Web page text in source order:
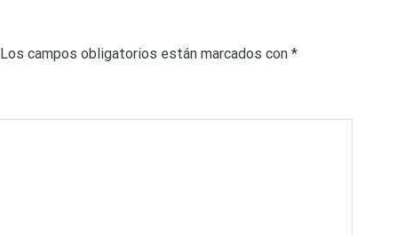
Los campos obligatorios están marcados con *